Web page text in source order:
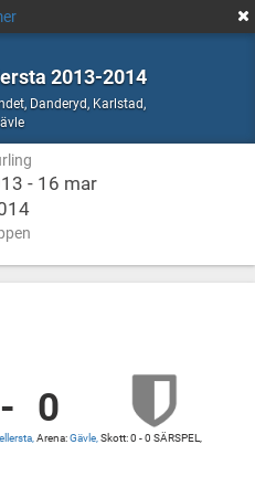
2013-2014
, Curling
Danderyd, Karlstad,
Danderyd,
Karlstad,
Gävle
- 16 mar
- 0
Arena:Gävle, Skott: 0 - 0 SÄRSPEL,